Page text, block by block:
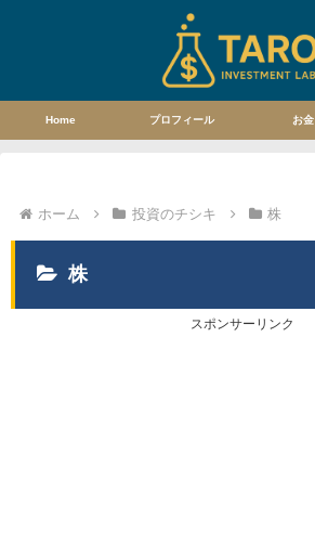
Home プロフィール お金
ホーム 投資のチシキ 株
株
スポンサーリンク